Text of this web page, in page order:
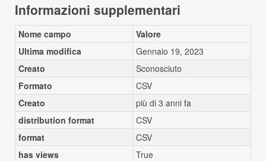
Informazioni supplementari
Nome campo
Valore
Ultima modifica
Gennaio 19, 2023
Creato
Sconosciuto
Formato
CSV
Creato
più di 3 anni fa
distribution format
CSV
format
CSV
has views
True